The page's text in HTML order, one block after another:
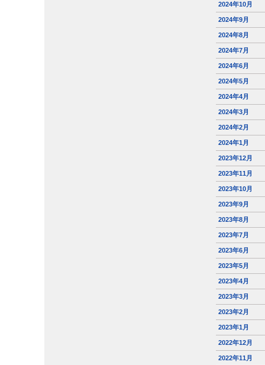
2024年10月
2024年9月
2024年8月
2024年7月
2024年6月
2024年5月
2024年4月
2024年3月
2024年2月
2024年1月
2023年12月
2023年11月
2023年10月
2023年9月
2023年8月
2023年7月
2023年6月
2023年5月
2023年4月
2023年3月
2023年2月
2023年1月
2022年12月
2022年11月